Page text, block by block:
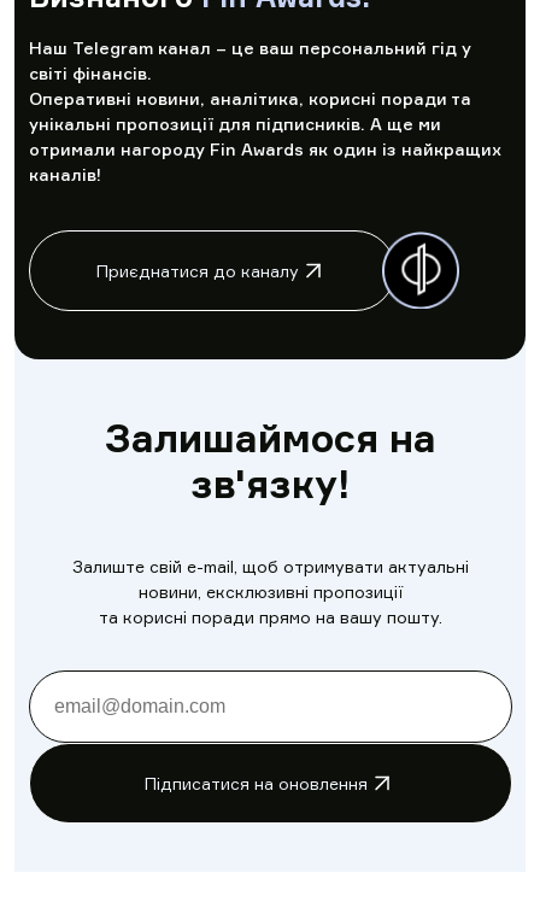
Наш Telegram канал – це ваш персональний гід у
світі фінансів.
Оперативні новини, аналітика, корисні поради та
унікальні пропозиції для підписників. А ще ми
отримали нагороду Fin Awards як один із найкращих
каналів!
Приєднатися до каналу
Залишаймося на
зв'язку!
Залиште свій e-mail, щоб отримувати актуальні
новини, ексклюзивні пропозиції
та корисні поради прямо на вашу пошту.
Підписатися на оновлення